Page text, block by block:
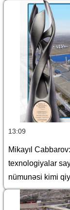
13:09
Mikayıl
texnologiyalar
nümunəsi kimi